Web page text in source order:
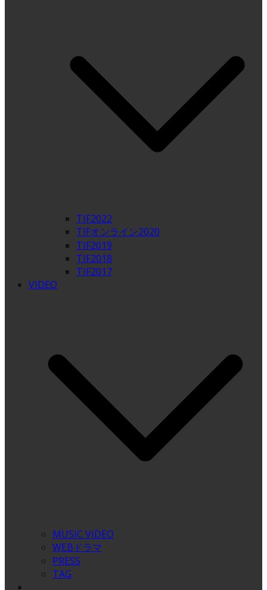
TIF2022
TIFオンライン2020
TIF2019
TIF2018
TIF2017
VIDEO
MUSIC VIDEO
WEBドラマ
PRESS
TAG